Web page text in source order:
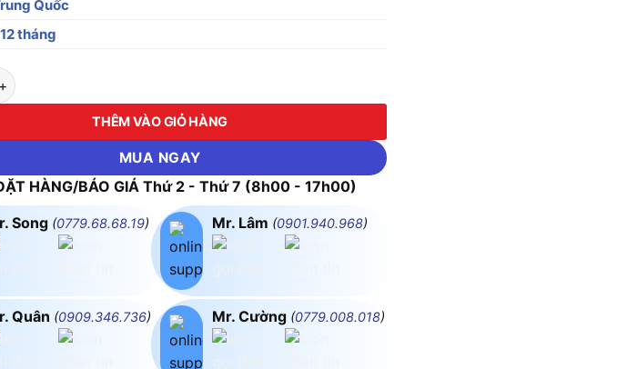
Quốc
12 tháng
gian RN2S series, Idec RN2S-NL-A230, 8 chân dẹp, có đèn, 5A/230V AC số lượng
THÊM VÀO GIỎ HÀNG
MUA NGAY
HÀNG/BÁO GIÁ Thứ 2 - Thứ 7 (8h00 - 17h00)
Song (0779.68.68.19)
Quân (0909.346.736)
Mr. Lâm (0901.940.968)
Mr. Cường (0779.008.018)